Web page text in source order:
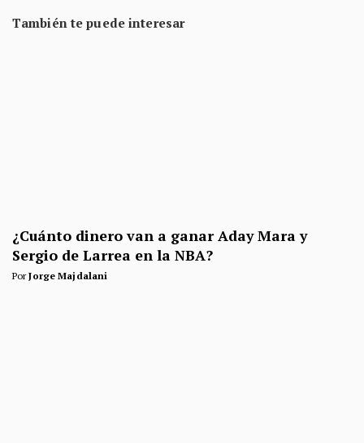
También te puede interesar
¿Cuánto dinero van a ganar Aday Mara y
Sergio de Larrea en la NBA?
PorJorge Majdalani